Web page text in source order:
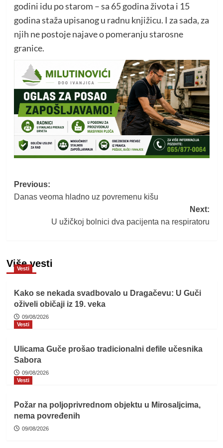
godini idu po starom – sa 65 godina života i 15
godina staža upisanog u radnu knjižicu. I za sada, za
njih ne postoje najave o pomeranju starosne
granice.
Post
navigation
Previous:
Danas veoma hladno uz povremenu kišu
Next:
U užičkoj bolnici dva pacijenta na respiratoru
Više vesti
Vesti
Kako se nekada svadbovalo u Dragačevu: U Guči
oživeli običaji iz 19. veka
09/08/2026
Vesti
Ulicama Guče prošao tradicionalni defile učesnika
Sabora
09/08/2026
Vesti
Požar na poljoprivrednom objektu u Mirosaljcima,
nema povređenih
09/08/2026